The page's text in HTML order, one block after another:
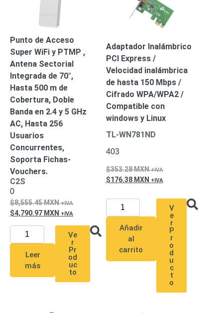
Completos
IP
Megapixel
de 4
Canales TurboHD
de 8
Canales
Monitores
Pantallas
y
Mobiliario
Accesorios
de
ApoyoPantallas
/
Monitores
Protección
Contra
Descargas
Coaxial
Corriente
Alterna
Corriente
Directa
Redes
Servidores
Almacenamiento
Punto de Acceso
Super WiFi y PTMP ,
Antena Sectorial
Integrada de 70°,
Hasta 500 m de
Cobertura, Doble
Banda en 2.4 y 5 GHz
AC, Hasta 256
Usuarios
Concurrentes,
Soporta Fichas-
Vouchers.
C2S
0
8,555.45MXN
4,790.97 MXN
Leer
más
Ve
r
Pr
od
uc
to
Adaptador Inalámbrico
PCI Express /
Velocidad inalámbrica
de hasta 150 Mbps /
Cifrado WPA/WPA2 /
Compatible con
windows y Linux
TL-WN781ND
403
353.28MXN
176.38 MXN
Añadir
al
carrito
V
e
r
P
r
o
d
u
c
t
o